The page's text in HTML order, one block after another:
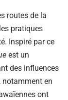
routes de la
pratiques
Inspiré par ce
est un
des influences
notamment en
ont